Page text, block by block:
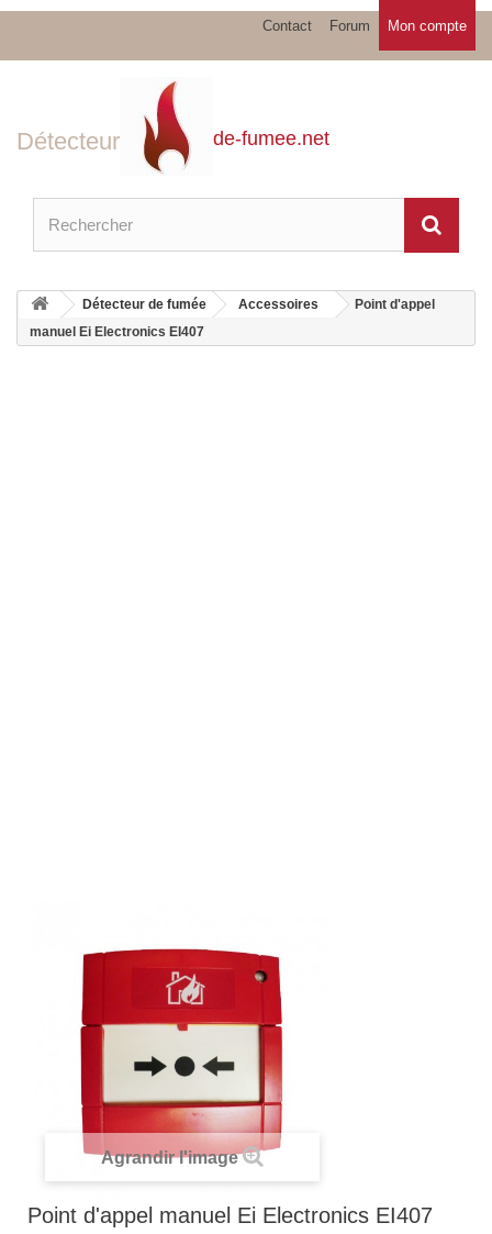
Mon compte
Forum
Contact
Détecteur de-fumee.net
Détecteur de fumée Accessoires
Point d'appel
manuel Ei Electronics EI407
Agrandir l'image
Point d'appel manuel Ei Electronics EI407